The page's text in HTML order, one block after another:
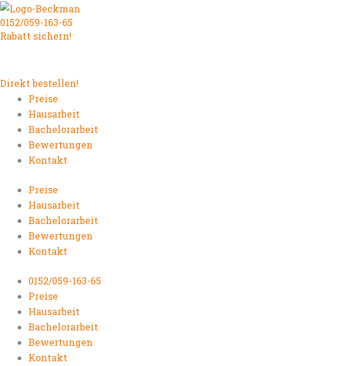
Zum
Inhalt
springen
0152/059-163-65
Rabatt sichern!
Direkt bestellen!
Preise
Hausarbeit
Bachelorarbeit
Bewertungen
Kontakt
Preise
Hausarbeit
Bachelorarbeit
Bewertungen
Kontakt
0152/059-163-65
Preise
Hausarbeit
Bachelorarbeit
Bewertungen
Kontakt